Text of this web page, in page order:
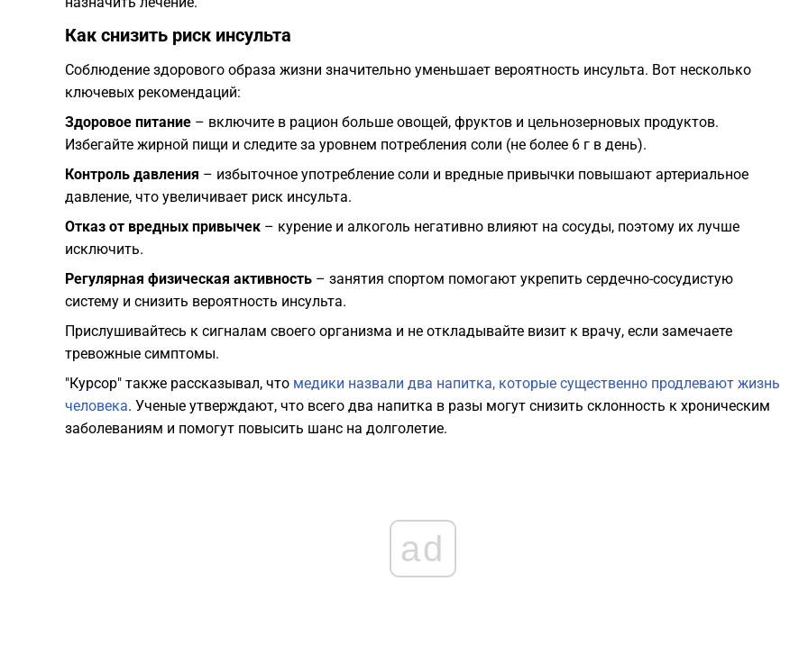
Как снизить риск инсульта
Соблюдение здорового образа жизни значительно уменьшает вероятность инсульта. Вот несколько
ключевых рекомендаций:
Здоровое питание – включите в рацион больше овощей, фруктов и цельнозерновых продуктов.
Избегайте жирной пищи и следите за уровнем потребления соли (не более 6 г в день).
Контроль давления – избыточное употребление соли и вредные привычки повышают артериальное
давление, что увеличивает риск инсульта.
Отказ от вредных привычек – курение и алкоголь негативно влияют на сосуды, поэтому их лучше
исключить.
Регулярная физическая активность – занятия спортом помогают укрепить сердечно-сосудистую
систему и снизить вероятность инсульта.
Прислушивайтесь к сигналам своего организма и не откладывайте визит к врачу, если замечаете
тревожные симптомы.
"Курсор" также рассказывал, что медики назвали два напитка, которые существенно продлевают жизнь
человека. Ученые утверждают, что всего два напитка в разы могут снизить склонность к хроническим
заболеваниям и помогут повысить шанс на долголетие.
ad